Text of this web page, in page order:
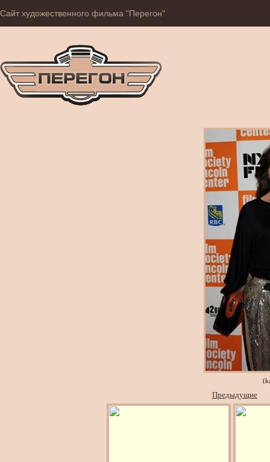
Сайт художественного фильма "Перегон"
Предыдущие